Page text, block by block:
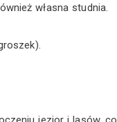
własna studnia.